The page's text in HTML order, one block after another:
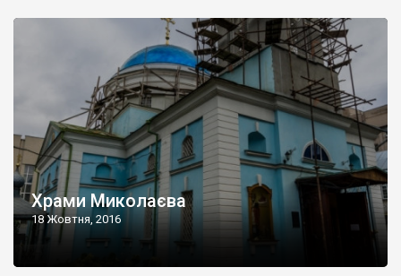
Храми Миколаєва
18 Жовтня, 2016